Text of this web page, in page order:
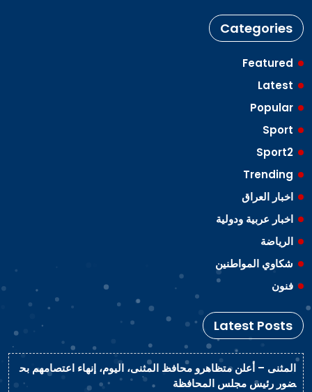
Categories
Featured
Latest
Popular
Sport
Sport2
Trending
اخبار العراق
اخبار عربية ودولية
الرياضة
شكاوي المواطنين
فنون
Latest Posts
المثنى – أعلن متظاهرو محافظ المثنى، اليوم، إنهاء اعتصامهم بح
ضور رئيس مجلس المحافظة